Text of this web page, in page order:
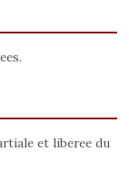
et liberee du